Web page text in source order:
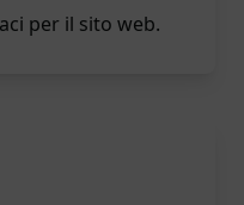
per il sito web.